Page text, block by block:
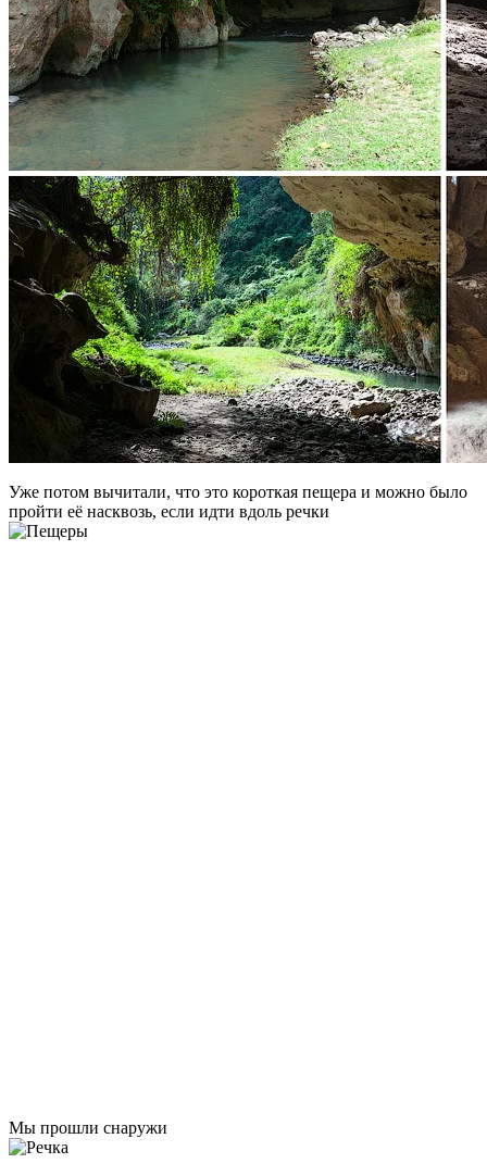
Уже потом вычитали, что это короткая пещера и можно было
пройти её насквозь, если идти вдоль речки
Мы прошли снаружи